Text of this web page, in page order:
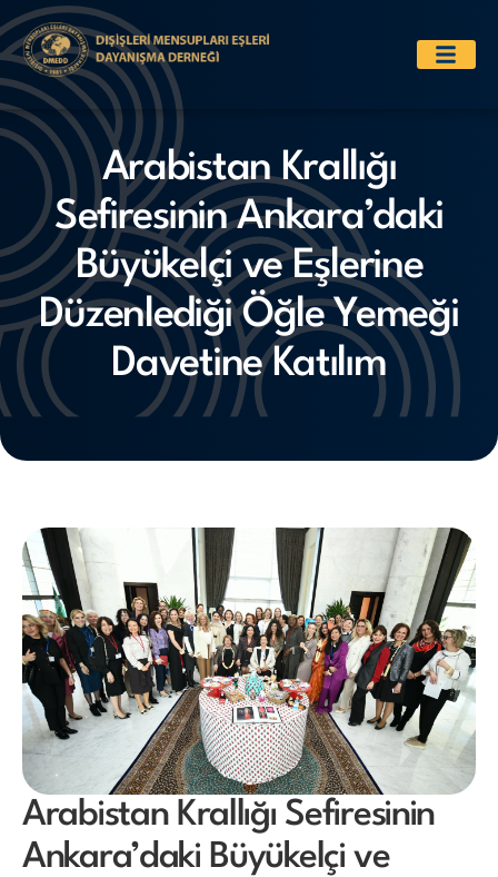
Arabistan Krallığı
Sefiresinin Ankara’daki
Büyükelçi ve Eşlerine
Düzenlediği Öğle Yemeği
Davetine Katılım
Arabistan Krallığı Sefiresinin
Ankara’daki Büyükelçi ve